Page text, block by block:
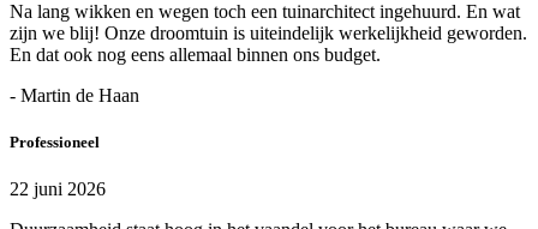
Na lang wikken en wegen toch een tuinarchitect ingehuurd. En wat
zijn we blij! Onze droomtuin is uiteindelijk werkelijkheid geworden.
En dat ook nog eens allemaal binnen ons budget.
- Martin de Haan
Professioneel
22 juni 2026